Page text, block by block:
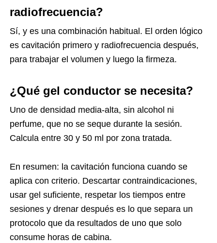
radiofrecuencia?
Sí, y es una combinación habitual. El orden lógico
es cavitación primero y radiofrecuencia después,
para trabajar el volumen y luego la firmeza.
¿Qué gel conductor se necesita?
Uno de densidad media-alta, sin alcohol ni
perfume, que no se seque durante la sesión.
Calcula entre 30 y 50 ml por zona tratada.
En resumen: la cavitación funciona cuando se
aplica con criterio. Descartar contraindicaciones,
usar gel suficiente, respetar los tiempos entre
sesiones y drenar después es lo que separa un
protocolo que da resultados de uno que solo
consume horas de cabina.